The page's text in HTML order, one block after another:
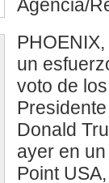
Agencia/
un
voto de
Donald
ayer en
Point